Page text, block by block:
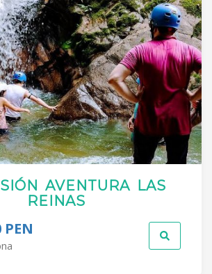
AVENTURA LAS
REINAS
PEN